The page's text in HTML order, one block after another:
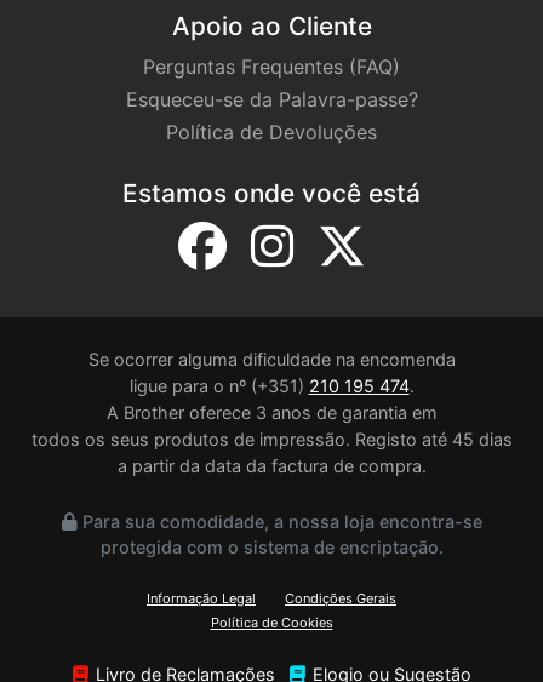
Apoio ao Cliente
Perguntas Frequentes (FAQ)
Esqueceu-se da Palavra-passe?
Política de Devoluções
Estamos onde você está
Se ocorrer alguma dificuldade na encomenda
ligue para o nº (+351) 210 195 474.
A Brother oferece 3 anos de garantia em
todos os seus produtos de impressão. Registo até 45 dias
a partir da data da factura de compra.
Para sua comodidade, a nossa loja encontra-se
protegida com o sistema de encriptação.
Informação Legal
Condições Gerais
Política de Cookies
Livro de Reclamações Elogio ou Sugestão